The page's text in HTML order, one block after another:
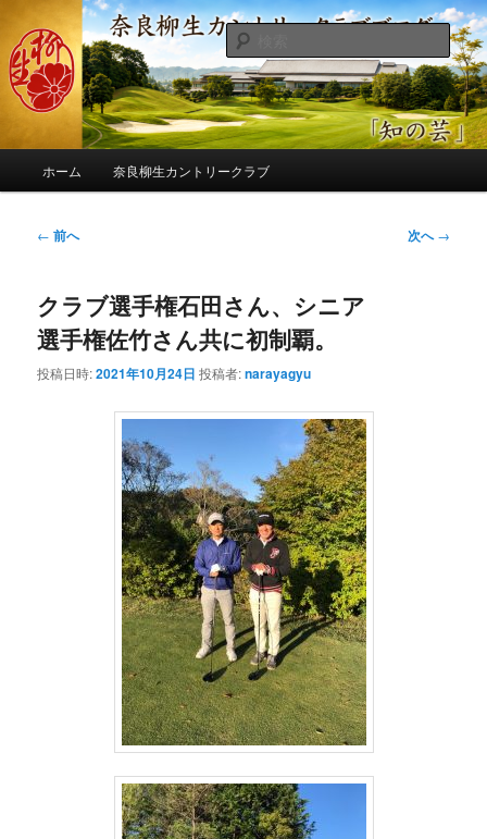
ン
コ
ン
へ
奈良柳生カントリークラブ総支配人
ブログ
季節の話題、クラブの出来事、コースの改修・更新作業、ゴルフに関する随
筆、喜怒哀楽などを気まぐれに発信します。
検
索
ホーム 奈良柳生カントリークラブ
投
ビ
ゲ
ー
シ
← 前へ 次へ→
クラブ選手権石田さん、シニア
選手権佐竹さん共に初制覇。
投稿日時:2021年10月24日 投稿者:narayagyu